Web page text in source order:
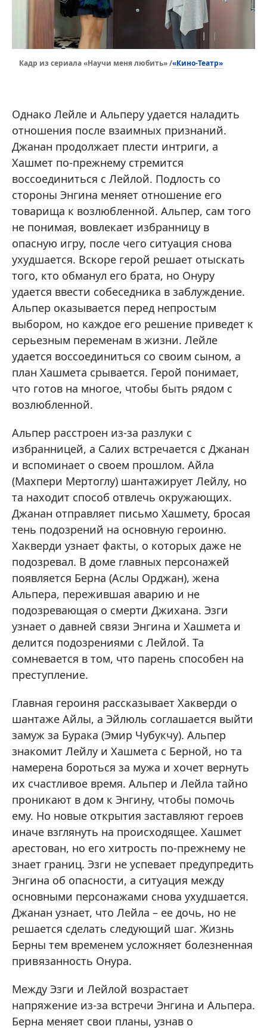
Кадр из сериала «Научи меня любить» /«Кино-Театр»
Однако Лейле и Альперу удается наладить
отношения после взаимных признаний.
Джанан продолжает плести интриги, а
Хашмет по-прежнему стремится
воссоединиться с Лейлой. Подлость со
стороны Энгина меняет отношение его
товарища к возлюбленной. Альпер, сам того
не понимая, вовлекает избранницу в
опасную игру, после чего ситуация снова
ухудшается. Вскоре герой решает отыскать
того, кто обманул его брата, но Онуру
удается ввести собеседника в заблуждение.
Альпер оказывается перед непростым
выбором, но каждое его решение приведет к
серьезным переменам в жизни. Лейле
удается воссоединиться со своим сыном, а
план Хашмета срывается. Герой понимает,
что готов на многое, чтобы быть рядом с
возлюбленной.
Альпер расстроен из-за разлуки с
избранницей, а Салих встречается с Джанан
и вспоминает о своем прошлом. Айла
(Махпери Мертоглу) шантажирует Лейлу, но
та находит способ отвлечь окружающих.
Джанан отправляет письмо Хашмету, бросая
тень подозрений на основную героиню.
Хакверди узнает факты, о которых даже не
подозревал. В доме главных персонажей
появляется Берна (Аслы Орджан), жена
Альпера, пережившая аварию и не
подозревающая о смерти Джихана. Эзги
узнает о давней связи Энгина и Хашмета и
делится подозрениями с Лейлой. Та
сомневается в том, что парень способен на
преступление.
Главная героиня рассказывает Хакверди о
шантаже Айлы, а Эйлюль соглашается выйти
замуж за Бурака (Эмир Чубукчу). Альпер
знакомит Лейлу и Хашмета с Берной, но та
намерена бороться за мужа и хочет вернуть
их счастливое время. Альпер и Лейла тайно
проникают в дом к Энгину, чтобы помочь
ему. Но новые открытия заставляют героев
иначе взглянуть на происходящее. Хашмет
арестован, но его хитрость по-прежнему не
знает границ. Эзги не успевает предупредить
Энгина об опасности, а ситуация между
основными персонажами снова ухудшается.
Джанан узнает, что Лейла – ее дочь, но не
решается сделать следующий шаг. Жизнь
Берны тем временем усложняет болезненная
привязанность Онура.
Между Эзги и Лейлой возрастает
напряжение из-за встречи Энгина и Альпера.
Берна меняет свои планы, узнав о